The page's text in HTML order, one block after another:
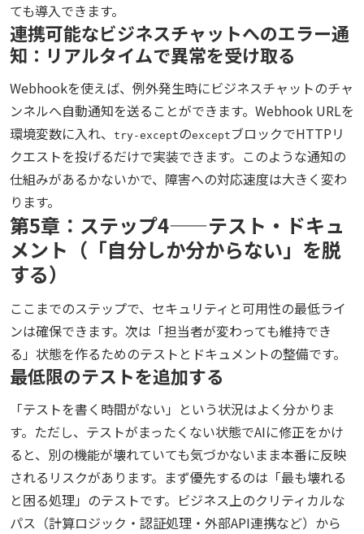
ても導入できます。
連携可能なビジネスチャットへのエラー通
知：リアルタイムで異常を受け取る
Webhookを使えば、例外発生時にビジネスチャットのチャ
ンネルへ自動通知を送ることができます。Webhook URLを
環境変数に入れ、
try-exceptのexcept ブロックでHTTPリ
クエストを投げるだけで実装できます。このような通知の
仕組みがあるかないかで、障害への対応速度は大きく変わ
ります。
第5章：ステップ4——テスト・ドキュ
メント（「自分しか分からない」を脱
する）
ここまでのステップで、セキュリティと可用性の最低ライ
ンは確保できます。次は「担当者が変わっても維持でき
る」状態を作るためのテストとドキュメントの整備です。
最低限のテストを追加する
「テストを書く時間がない」という状況はよく分かりま
す。ただし、テストがまったくない状態でAIに修正をかけ
ると、別の機能が壊れていても気づかないまま本番に反映
されるリスクがあります。まず優先するのは「最も壊れる
と困る処理」のテストです。ビジネス上のクリティカルな
パス（計算ロジック・認証処理・外部API連携など）から